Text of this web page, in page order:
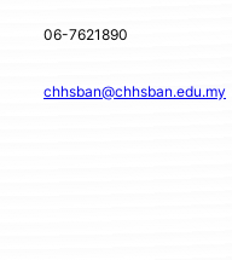
06-7621890
chhsban@chhsban.edu.my